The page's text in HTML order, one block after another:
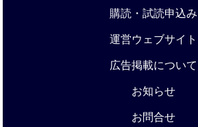
購読・試読申込み
運営ウェブサイト
広告掲載について
お知らせ
お問合せ